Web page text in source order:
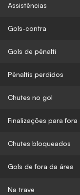
Assistências
Gols-contra
Gols de pênalti
Pênaltis perdidos
Chutes no gol
Finalizações para fora
Chutes bloqueados
Gols de fora da área
Na trave